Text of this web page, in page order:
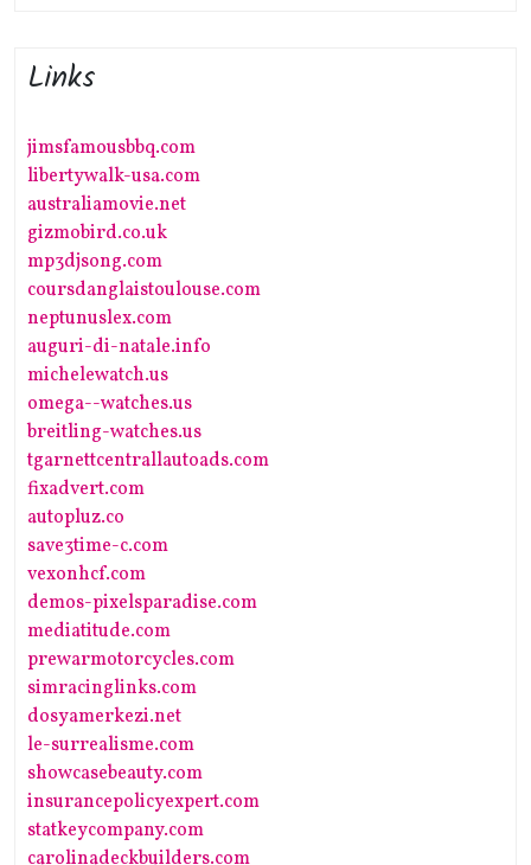
Links
jimsfamousbbq.com
libertywalk-usa.com
australiamovie.net
gizmobird.co.uk
mp3djsong.com
coursdanglaistoulouse.com
neptunuslex.com
auguri-di-natale.info
michelewatch.us
omega--watches.us
breitling-watches.us
tgarnettcentrallautoads.com
fixadvert.com
autopluz.co
save3time-c.com
vexonhcf.com
demos-pixelsparadise.com
mediatitude.com
prewarmotorcycles.com
simracinglinks.com
dosyamerkezi.net
le-surrealisme.com
showcasebeauty.com
insurancepolicyexpert.com
statkeycompany.com
carolinadeckbuilders.com